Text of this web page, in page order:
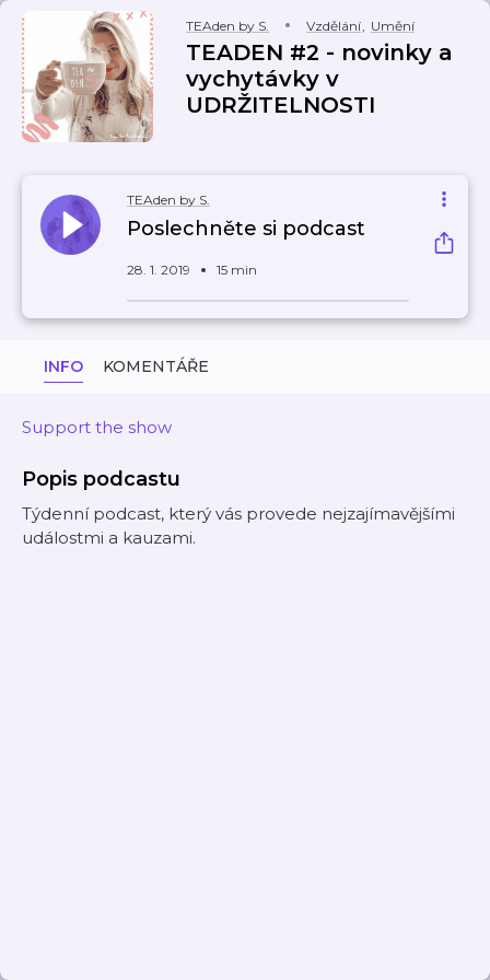
TEAden by S. Vzdělání, Umění
TEADEN #2 - novinky a
vychytávky v
UDRŽITELNOSTI
TEAden by S.
Poslechněte si podcast
28. 1. 2019 15 min
INFO KOMENTÁŘE
Support the show
Popis podcastu
Týdenní podcast, který vás provede nejzajímavějšími
událostmi a kauzami.